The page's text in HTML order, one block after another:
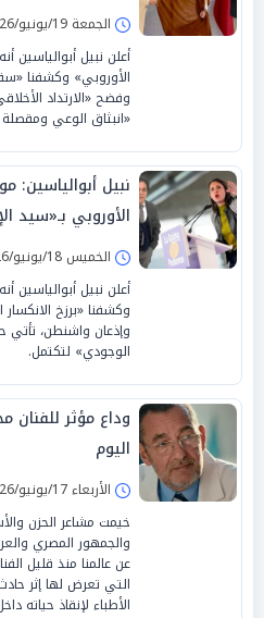
تتفوق على
الجمعة 19/يونيو/2026 - 01:49 م
أعلن نبيل أبوالياسين
الأوروبي» وكشفنا
وفضح «الارتداد
«انبثاق الوعي ومقصلة
نبيل أبوالياسين:
الأوروبي بـ«سيد
الارتعاشي
الخميس 18/يونيو/2026 - 02:14 م
أعلن نبيل أبوالياسين
وكشفنا «برزخ
وإذعان واشنطن،
الوجودي» لتكتمل.
وداع مؤثر للفنان
اليوم
الأربعاء 17/يونيو/2026 - 02:05 م
خيمت مشاعر الحزن
والجمهور المصري
عن عالمنا منذ قليل
التي تعرض لها إثر
الأطباء لإنقاذ حياته